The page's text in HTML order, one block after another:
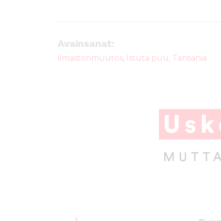
Avainsanat:
ilmastonmuutos, Istuta puu, Tansania